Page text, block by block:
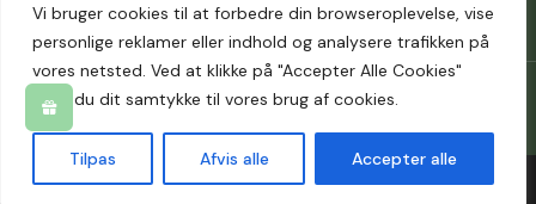
Vi bruger cookies til at forbedre din browseroplevelse, vise
personlige reklamer eller indhold og analysere trafikken på
vores netsted. Ved at klikke på "Accepter Alle Cookies"
giver du dit samtykke til vores brug af cookies.
Tilpas Afvis alle Accepter alle
As Place @ 2024 | Powered byNemBestil ApS